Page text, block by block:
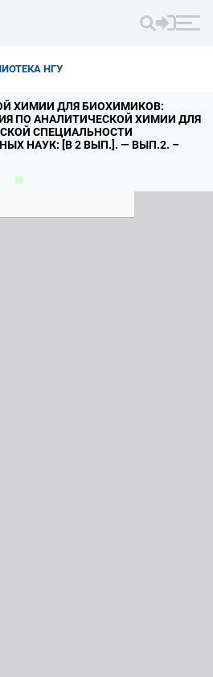
НГУ
ХИМИИ ДЛЯ БИОХИМИКОВ:
ПО АНАЛИТИЧЕСКОЙ ХИМИИ ДЛЯ
СПЕЦИАЛЬНОСТИ
НАУК: [В 2 ВЫП.]. — ВЫП.2. –